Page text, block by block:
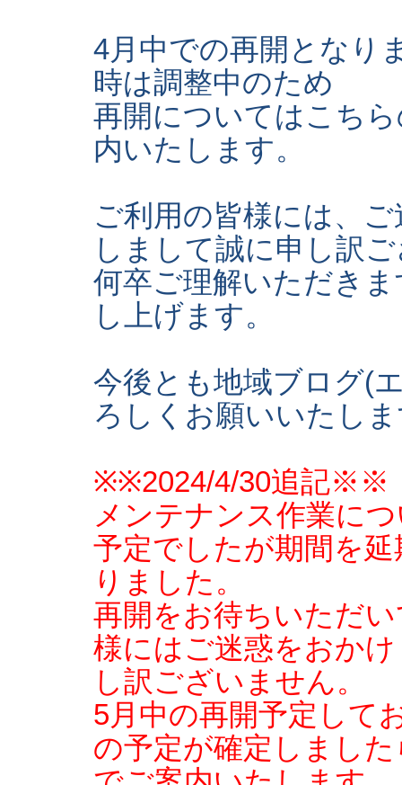
4月中での再開となり
時は調整中のため
再開についてはこち
内いたします。
ご利用の皆様には、
しまして誠に申し訳
何卒ご理解いただき
し上げます。
今後とも地域ブログ(
ろしくお願いいたし
※※2024/4/30追記※※
メンテナンス作業に
予定でしたが期間を
りました。
再開をお待ちいただ
様にはご迷惑をおか
し訳ございません。
5月中の再開予定して
の予定が確定しまし